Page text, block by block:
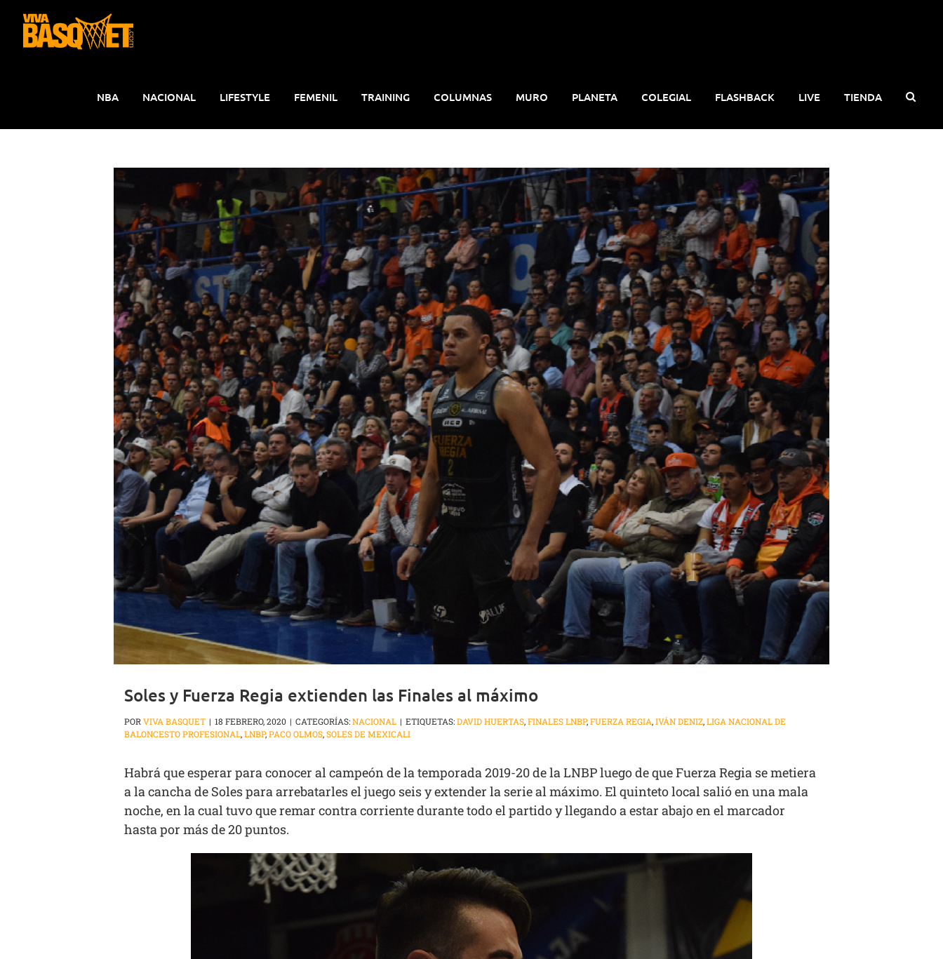
contenido
NBA NACIONAL LIFESTYLE FEMENIL TRAINING COLUMNAS MURO PLANETA COLEGIAL FLASHBACK LIVE TIENDA
Soles y Fuerza Regia extienden las Finales al máximo
PORVIVA BASQUET | 18 FEBRERO, 2020 | CATEGORÍAS:NACIONAL | ETIQUETAS:DAVID HUERTAS,FINALES LNBP,FUERZA REGIA,IVÁN DENIZ,LIGA NACIONAL DE
BALONCESTO PROFESIONAL,LNBP,PACO OLMOS,SOLES DE MEXICALI
Habrá que esperar para conocer al campeón de la temporada 2019-20 de la LNBP luego de que Fuerza Regia se metiera
a la cancha de Soles para arrebatarles el juego seis y extender la serie al máximo. El quinteto local salió en una mala
noche, en la cual tuvo que remar contra corriente durante todo el partido y llegando a estar abajo en el marcador
hasta por más de 20 puntos.